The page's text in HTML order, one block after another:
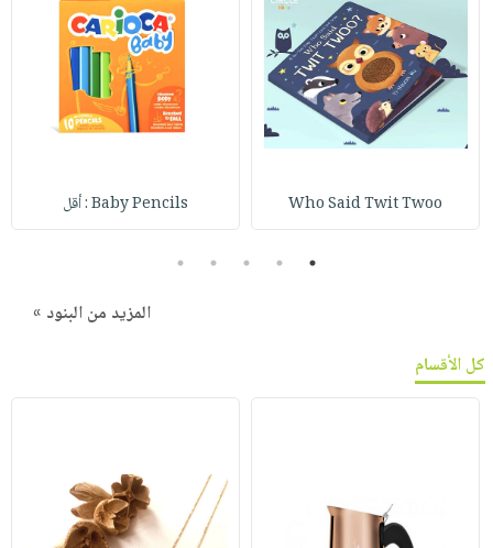
Who Said Twit Twoo Baby Pencils : أقل
1
2
3
4
5
المزيد من البنود »
كل الأقسام